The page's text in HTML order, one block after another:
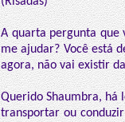
A quarta pergunta que
me ajudar? Você está
agora, não vai existir
Querido Shaumbra, há
transportar ou